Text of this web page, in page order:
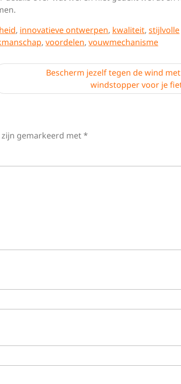
, innovatieve ontwerpen, kwaliteit, stijlvolle
, voordelen, vouwmechanisme
Bescherm jezelf tegen de wind
windstopper voor je
gemarkeerd met*